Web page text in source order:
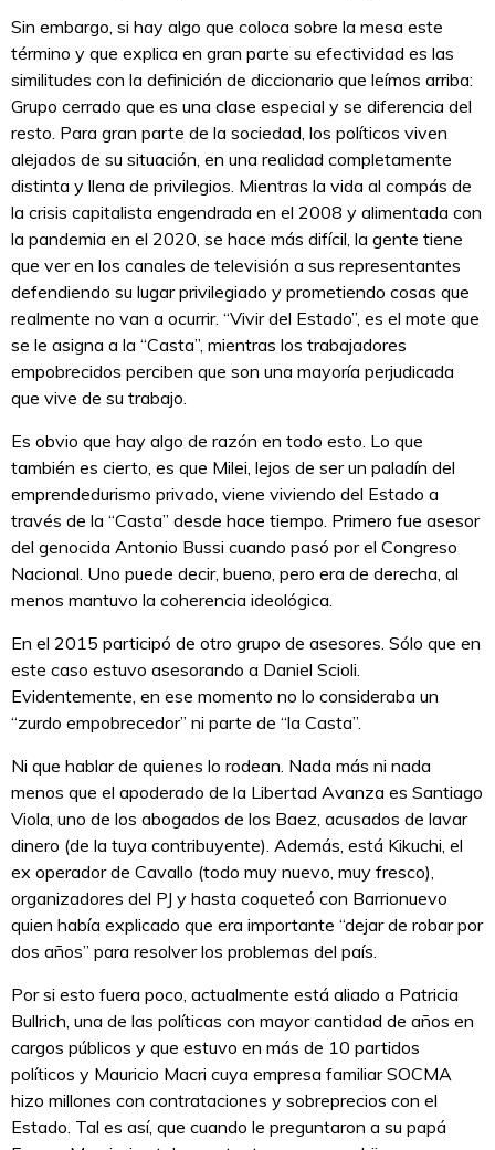
Sin embargo, si hay algo que coloca sobre la mesa este
término y que explica en gran parte su efectividad es las
similitudes con la definición de diccionario que leímos arriba:
Grupo cerrado que es una clase especial y se diferencia del
resto. Para gran parte de la sociedad, los políticos viven
alejados de su situación, en una realidad completamente
distinta y llena de privilegios. Mientras la vida al compás de
la crisis capitalista engendrada en el 2008 y alimentada con
la pandemia en el 2020, se hace más difícil, la gente tiene
que ver en los canales de televisión a sus representantes
defendiendo su lugar privilegiado y prometiendo cosas que
realmente no van a ocurrir. “Vivir del Estado”, es el mote que
se le asigna a la “Casta”, mientras los trabajadores
empobrecidos perciben que son una mayoría perjudicada
que vive de su trabajo.
Es obvio que hay algo de razón en todo esto. Lo que
también es cierto, es que Milei, lejos de ser un paladín del
emprendedurismo privado, viene viviendo del Estado a
través de la “Casta” desde hace tiempo. Primero fue asesor
del genocida Antonio Bussi cuando pasó por el Congreso
Nacional. Uno puede decir, bueno, pero era de derecha, al
menos mantuvo la coherencia ideológica.
En el 2015 participó de otro grupo de asesores. Sólo que en
este caso estuvo asesorando a Daniel Scioli.
Evidentemente, en ese momento no lo consideraba un
“zurdo empobrecedor” ni parte de “la Casta”.
Ni que hablar de quienes lo rodean. Nada más ni nada
menos que el apoderado de la Libertad Avanza es Santiago
Viola, uno de los abogados de los Baez, acusados de lavar
dinero (de la tuya contribuyente). Además, está Kikuchi, el
ex operador de Cavallo (todo muy nuevo, muy fresco),
organizadores del PJ y hasta coqueteó con Barrionuevo
quien había explicado que era importante “dejar de robar por
dos años” para resolver los problemas del país.
Por si esto fuera poco, actualmente está aliado a Patricia
Bullrich, una de las políticas con mayor cantidad de años en
cargos públicos y que estuvo en más de 10 partidos
políticos y Mauricio Macri cuya empresa familiar SOCMA
hizo millones con contrataciones y sobreprecios con el
Estado. Tal es así, que cuando le preguntaron a su papá